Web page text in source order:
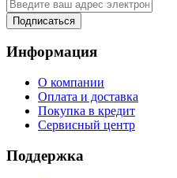
Подписаться
Информация
О компании
Оплата и доставка
Покупка в кредит
Сервисный центр
Поддержка